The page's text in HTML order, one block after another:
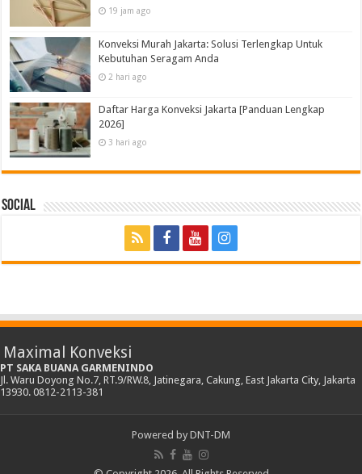
19 jam ago
Konveksi Murah Jakarta: Solusi Terlengkap Untuk
Kebutuhan Seragam Anda
2 hari ago
Daftar Harga Konveksi Jakarta [Panduan Lengkap
2026]
3 hari ago
Social
Maximal Konveksi
PT SAKA BUANA GARMENINDO
Jl. Waru Doyong No.7, RT.9/RW.8, Jatinegara, Cakung, East Jakarta City, Jakarta
13930. 0812-2113-381
Powered by DNT-DM